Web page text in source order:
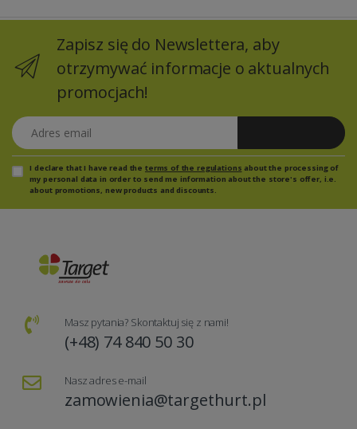
Zapisz się do Newslettera, aby
otrzymywać informacje o aktualnych
promocjach!
Adres email
I declare that I have read the terms of the regulations about the processing of
my personal data in order to send me information about the store's offer, i.e.
about promotions, new products and discounts.
Masz pytania? Skontaktuj się z nami!
(+48) 74 840 50 30
Nasz adres e-mail
zamowienia@targethurt.pl